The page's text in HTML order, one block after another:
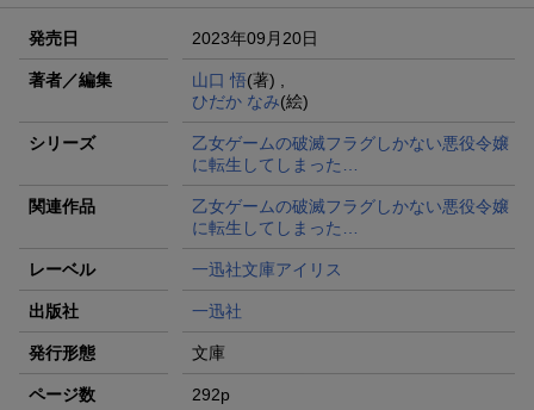
発売日 2023年09月20日
著者／編集 山口 悟(著) ,
ひだか なみ(絵)
シリーズ
乙女ゲームの破滅フラグしかない悪役令嬢
に転生してしまった…
関連作品
乙女ゲームの破滅フラグしかない悪役令嬢
に転生してしまった…
レーベル 一迅社文庫アイリス
出版社 一迅社
発行形態 文庫
ページ数 292p